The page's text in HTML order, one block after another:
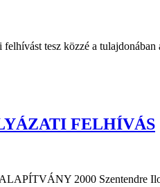
felhívást tesz közzé a
FELHÍVÁS
2000 Szentendre